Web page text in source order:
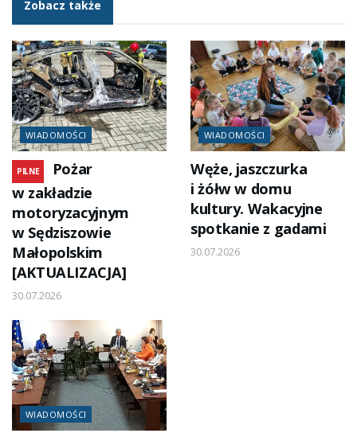
Zobacz także
WIADOMOŚCI
PILNE
Pożar
w zakładzie
motoryzacyjnym
w Sędziszowie
Małopolskim
[AKTUALIZACJA]
30.07.2026
WIADOMOŚCI
Węże, jaszczurka
i żółw w domu
kultury. Wakacyjne
spotkanie z gadami
30.07.2026
WIADOMOŚCI